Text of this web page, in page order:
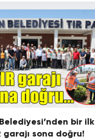
bir ilk
garajı sona doğru!